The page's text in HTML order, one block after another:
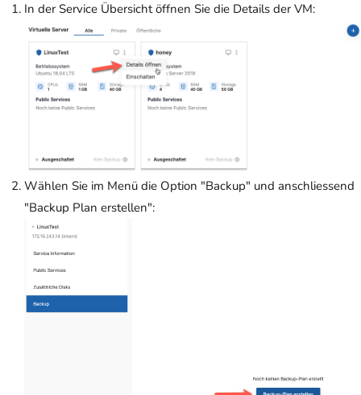
In der Service Übersicht öffnen Sie die Details der VM:
Wählen Sie im Menü die Option "Backup" und anschliessend
"Backup Plan erstellen":